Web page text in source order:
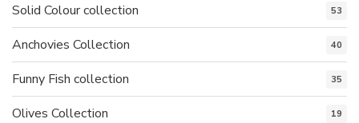
Solid Colour collection 53
Anchovies Collection 40
Funny Fish collection 35
Olives Collection 19